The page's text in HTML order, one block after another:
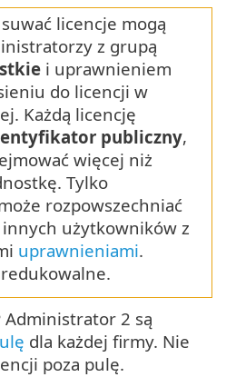
licencje mogą
z grupą
i uprawnieniem
do licencji w
Każdą licencję
publiczny,
więcej niż
Tylko
rozpowszechniać
użytkowników z
uprawnieniami.
Administrator 2 są
dla każdej firmy. Nie
poza pulę.